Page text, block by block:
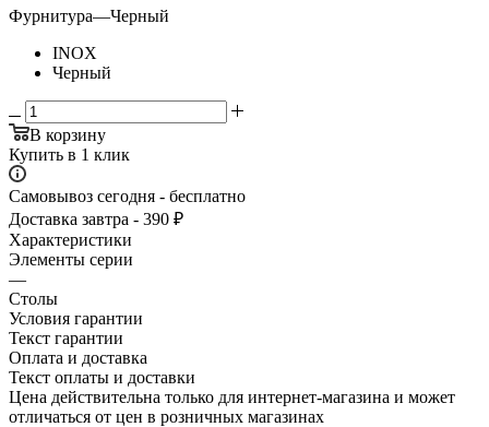
Фурнитура—Черный
INOX
Черный
В корзину
Купить в 1 клик
Самовывоз сегодня - бесплатно
Доставка завтра - 390 ₽
Характеристики
Элементы серии
—
Столы
Условия гарантии
Текст гарантии
Оплата и доставка
Текст оплаты и доставки
Цена действительна только для интернет-магазина и может
отличаться от цен в розничных магазинах